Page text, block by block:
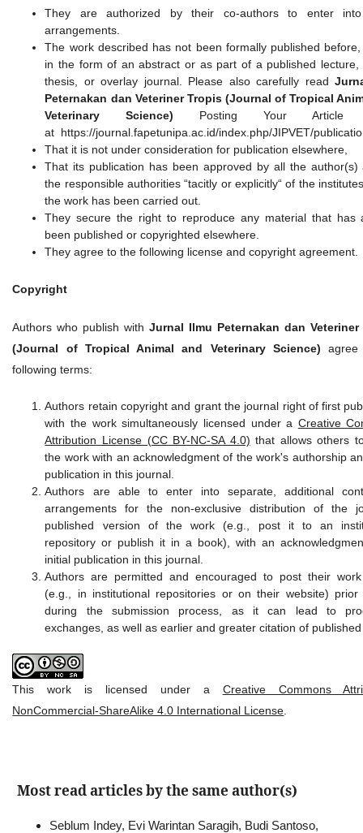
They are authorized by their co-authors to enter
arrangements.
The work described has not been formally published
in the form of an abstract or as part of a published lecture,
thesis, or overlay journal. Please also carefully read
Peternakan dan Veteriner Tropis (Journal of Tropical
Veterinary Science) Posting Your Article
at https://journal.fapetunipa.ac.id/index.php/JIPVET/
That it is not under consideration for publication elsewhere,
That its publication has been approved by all the author(s)
the responsible authorities “tacitly or explicitly“ of the
the work has been carried out.
They secure the right to reproduce any material that has
been published or copyrighted elsewhere.
They agree to the following license and copyright agreement.
Copyright
Authors who publish withJurnal Ilmu Peternakan dan Veteriner
(Journal of Tropical Animal and Veterinary Science)
following terms:
Authors retain copyright and grant the journal right of first
with the work simultaneously licensed under a Creative
Attribution License (CC BY-NC-SA 4.0) that allows others
the work with an acknowledgment of the work's authorship
publication in this journal.
Authors are able to enter into separate, additional
arrangements for the non-exclusive distribution of the
published version of the work (e.g., post it to an
repository or publish it in a book), with an
initial publication in this journal.
Authors are permitted and encouraged to post their
(e.g., in institutional repositories or on their website)
during the submission process, as it can lead to
exchanges, as well as earlier and greater citation of
This work is licensed under a Creative Commons
NonCommercial-ShareAlike 4.0 International License.
Most read articles by the same author(s)
Seblum Indey, Evi Warintan Saragih, Budi Santoso,